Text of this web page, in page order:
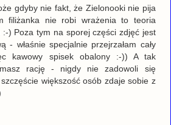
gdyby nie fakt, że Zielonooki nie pija
filiżanka nie robi wrażenia to teoria
:-) Poza tym na sporej części zdjęć jest
- właśnie specjalnie przejrzałam cały
kawowy spisek obalony :-)) A tak
rację - nigdy nie zadowoli się
większość osób zdaje sobie z